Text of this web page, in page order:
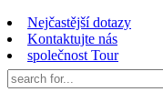
Nejčastější dotazy
Kontaktujte nás
společnost Tour